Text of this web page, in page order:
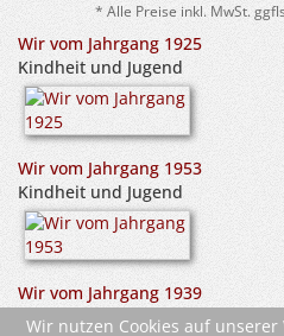
* Alle Preise inkl. MwSt.
Wir vom Jahrgang 1925
Kindheit und Jugend
Wir vom Jahrgang 1953
Kindheit und Jugend
Wir vom Jahrgang 1939
Kindheit und Jugend
Wir nutzen Cookies auf